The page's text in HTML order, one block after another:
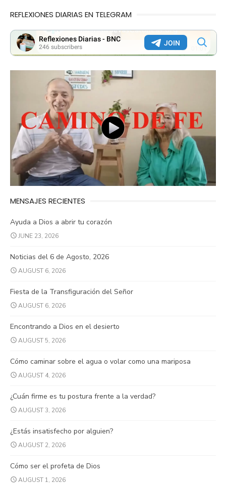
REFLEXIONES DIARIAS EN TELEGRAM
MENSAJES RECIENTES
Ayuda a Dios a abrir tu corazón
JUNE 23, 2026
Noticias del 6 de Agosto, 2026
AUGUST 6, 2026
Fiesta de la Transfiguración del Señor
AUGUST 6, 2026
Encontrando a Dios en el desierto
AUGUST 5, 2026
Cómo caminar sobre el agua o volar como una mariposa
AUGUST 4, 2026
¿Cuán firme es tu postura frente a la verdad?
AUGUST 3, 2026
¿Estás insatisfecho por alguien?
AUGUST 2, 2026
Cómo ser el profeta de Dios
AUGUST 1, 2026